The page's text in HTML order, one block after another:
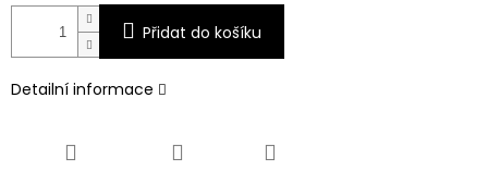
Přidat do košíku
Detailní informace